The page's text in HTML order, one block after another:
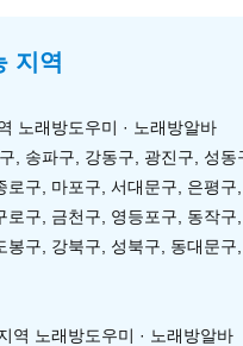
지역
노래방도우미 · 노래방알바
, 송파구, 강동구, 광진구, 성동
로구, 마포구, 서대문구, 은평구
로구, 금천구, 영등포구, 동작구
봉구, 강북구, 성북구, 동대문구
역 노래방도우미 · 노래방알바